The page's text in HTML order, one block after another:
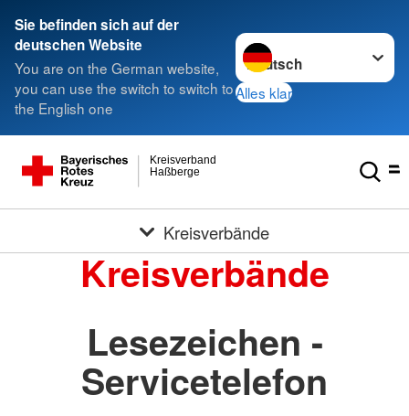
Sie befinden sich auf der
deutschen Website
You are on the German website,
you can use the switch to switch to
the English one
Sprache wechseln zu
Alles klar
Haßberge
Kreisverband
Kreisverbände
Kreisverbände
Lesezeichen -
Servicetelefon